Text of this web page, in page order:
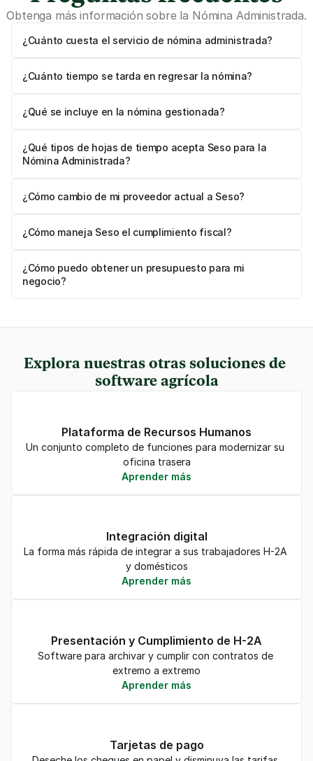
Obtenga más información sobre la Nómina Administrada.
¿Cuánto cuesta el servicio de nómina administrada?
¿Cuánto tiempo se tarda en regresar la nómina?
¿Qué se incluye en la nómina gestionada?
¿Qué tipos de hojas de tiempo acepta Seso para la
Nómina Administrada?
¿Cómo cambio de mi proveedor actual a Seso?
¿Cómo maneja Seso el cumplimiento fiscal?
¿Cómo puedo obtener un presupuesto para mi
negocio?
Explora nuestras otras soluciones de
software agrícola
Plataforma de Recursos Humanos
Un conjunto completo de funciones para modernizar su
oficina trasera
Aprender más
Integración digital
La forma más rápida de integrar a sus trabajadores H-2A
y domésticos
Aprender más
Presentación y Cumplimiento de H-2A
Software para archivar y cumplir con contratos de
extremo a extremo
Aprender más
Tarjetas de pago